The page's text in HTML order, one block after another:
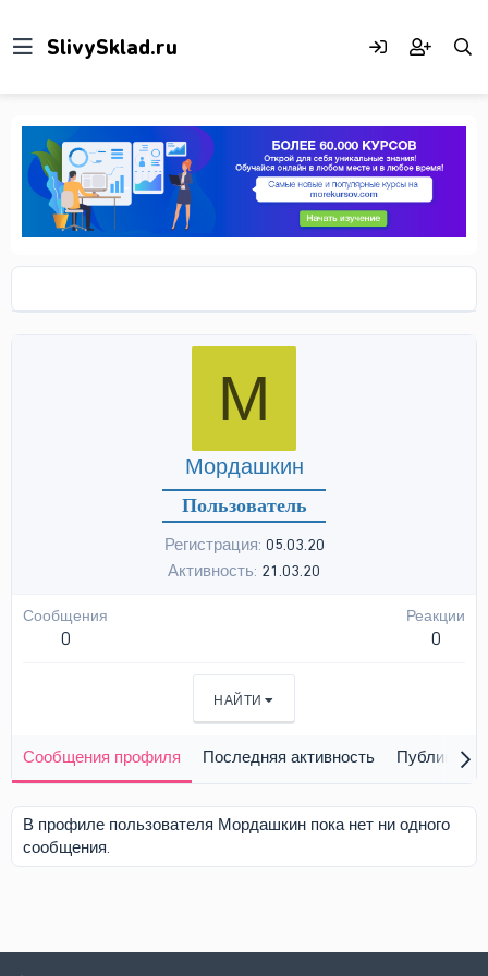
М
Мордашкин
Пользователь
Регистрация 05.03.20
Активность 21.03.20
Сообщения
0
Реакции
0
НАЙТИ
Сообщения профиля Последняя активность Публикации
В профиле пользователя Мордашкин пока нет ни одного
сообщения.